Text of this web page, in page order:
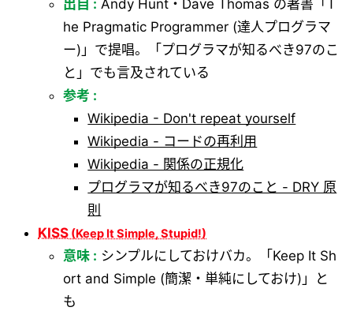
出自 : Andy Hunt・Dave Thomas の著書「T
he Pragmatic Programmer (達人プログラマ
ー)」で提唱。「プログラマが知るべき97のこ
と」でも言及されている
参考 :
Wikipedia - Don't repeat yourself
Wikipedia - コードの再利用
Wikipedia - 関係の正規化
プログラマが知るべき97のこと - DRY 原
則
KISS
意味 : シンプルにしておけバカ。「Keep It Sh
ort and Simple (簡潔・単純にしておけ)」と
も